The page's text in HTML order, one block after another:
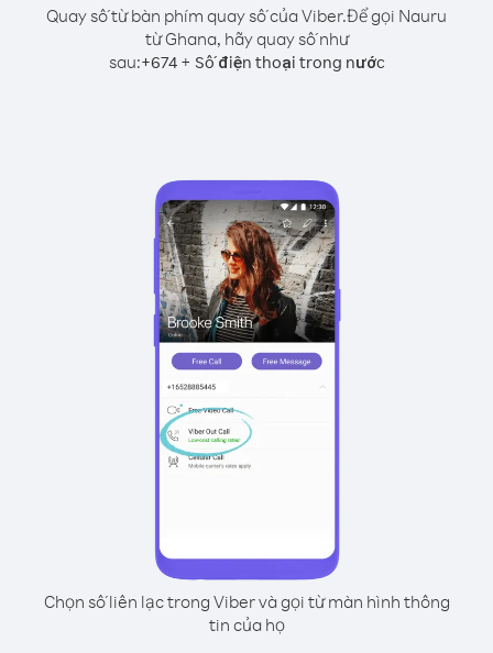
Quay số từ bàn phím quay số của Viber.Để gọi Nauru
từ Ghana, hãy quay số như
sau:+674+ Số điện thoại trong nước
Chọn số liên lạc trong Viber và gọi từ màn hình thông
tin của họ